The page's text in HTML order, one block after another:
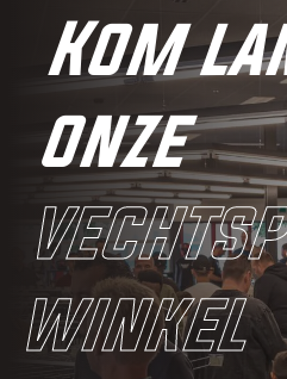
Kom
onze
winkel